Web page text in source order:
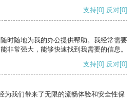
支持[0] 反对[0]
时随地为我的办公提供帮助。我经常需要
非常强大，能够快速找到我需要的信息。
支持[0] 反对[0]
为我们带来了无限的流畅体验和安全性保